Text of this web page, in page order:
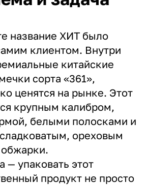
название ХИТ было
клиентом. Внутри
китайские
сорта «361»,
ценятся на рынке. Этот
крупным калибром,
белыми полосками и
ореховым
— упаковать этот
продукт не просто